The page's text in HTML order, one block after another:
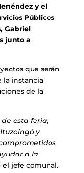
y el
Públicos
Gabriel
junto a
que serán
la instancia
de la
esta feria,
y
a la
el jefe comunal.